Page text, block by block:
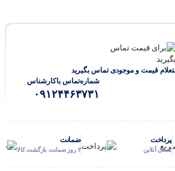
قیمت و موجودی تماس بگیرید
شماره‌تماس‌ با‌کارشناس
۰۹۱۲۴۴۶۳۷۳۱
پرداخت
امکان آنلاین
ضمانت
۳ روز ضمانت بازگشت کالا